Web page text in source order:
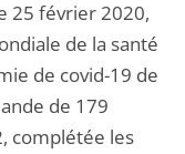
25 février 2020,
de la santé
de covid-19 de
de 179
complétée les